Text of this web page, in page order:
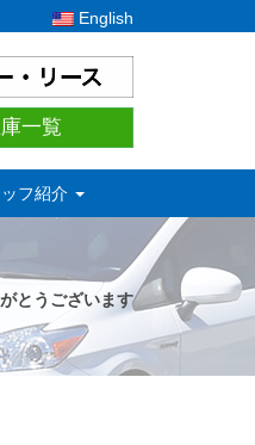
English
一覧
フ紹介
うございます